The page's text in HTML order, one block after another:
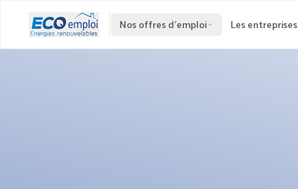
Nos offres d'emploi Les entreprises